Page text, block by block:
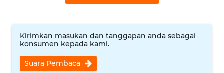
Kirimkan masukan dan tanggapan anda sebagai
konsumen kepada kami.
Suara Pembaca
WN